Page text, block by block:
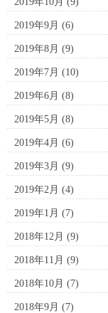
2019年9月 (6)
2019年8月 (9)
2019年7月 (10)
2019年6月 (8)
2019年5月 (8)
2019年4月 (6)
2019年3月 (9)
2019年2月 (4)
2019年1月 (7)
2018年12月 (9)
2018年11月 (9)
2018年10月 (7)
2018年9月 (7)